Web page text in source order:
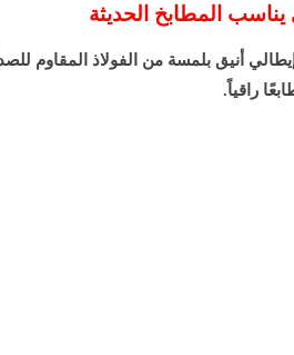
المطابخ الحديثة
أنيق بلمسة من الفولاذ المقاوم
راقياً.